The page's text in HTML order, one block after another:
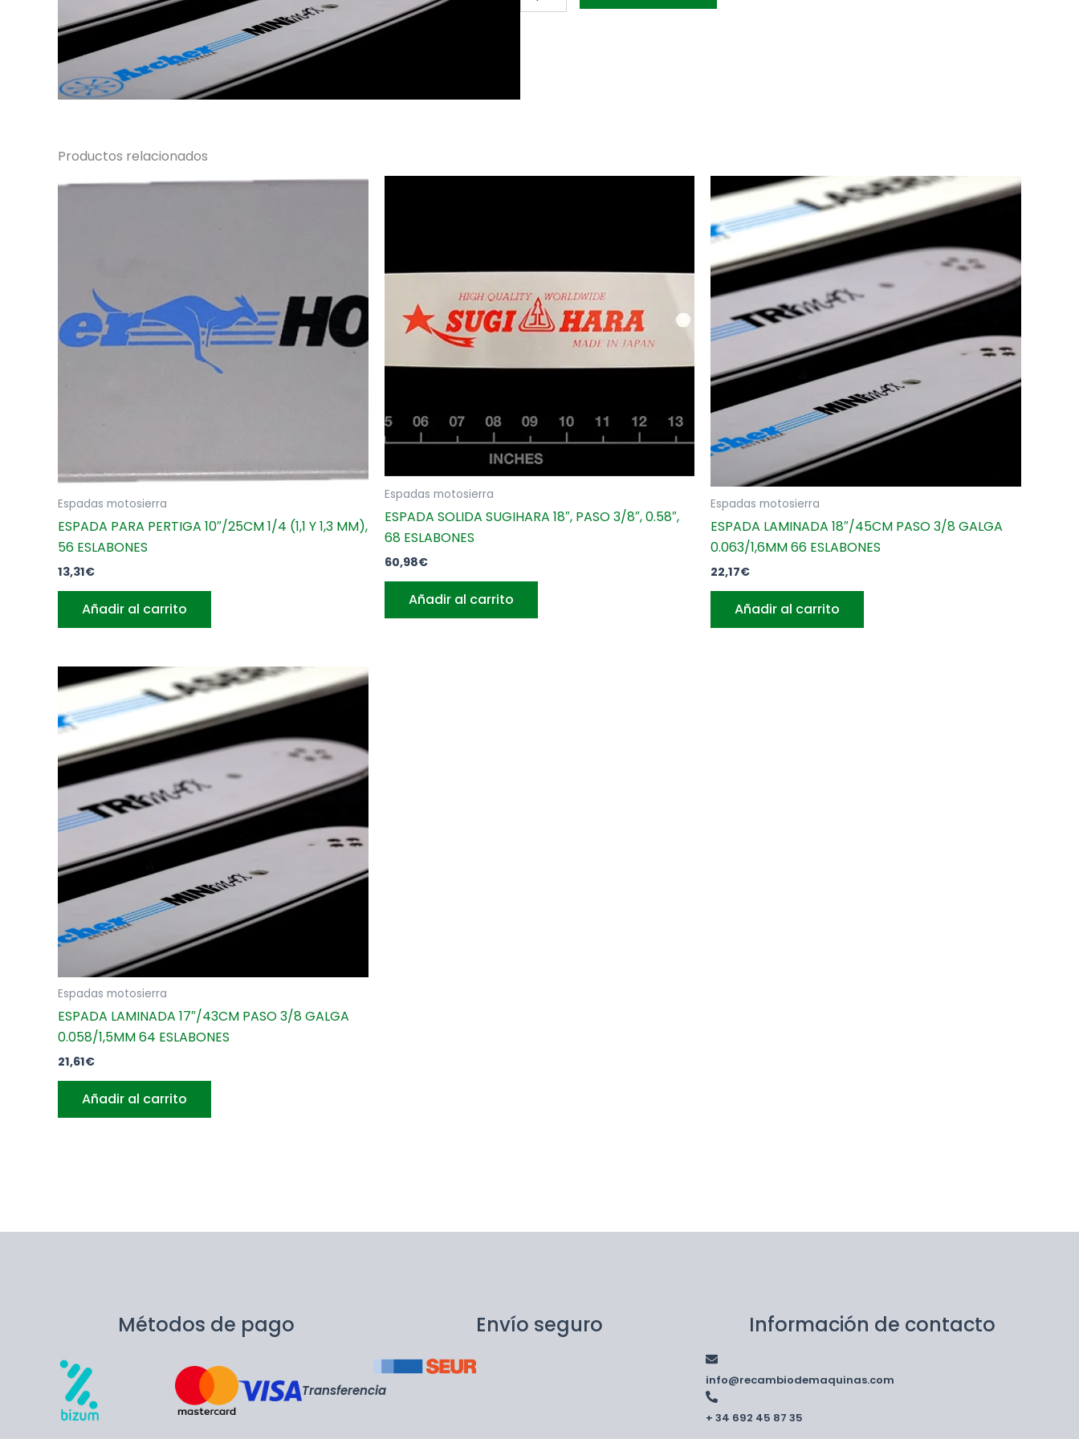
PASO
Productos relacionados
Espadas motosierra
ESPADA PARA PERTIGA 10″/25CM 1/4 (1,1 Y 1,3 MM),
56 ESLABONES
13,31€
Añadir al carrito
Espadas motosierra
ESPADA SOLIDA SUGIHARA 18″, PASO 3/8″, 0.58″,
68 ESLABONES
60,98€
Añadir al carrito
Espadas motosierra
ESPADA LAMINADA 18″/45CM PASO 3/8 GALGA
0.063/1,6MM 66 ESLABONES
22,17€
Añadir al carrito
Espadas motosierra
ESPADA LAMINADA 17″/43CM PASO 3/8 GALGA
0.058/1,5MM 64 ESLABONES
21,61€
Añadir al carrito
Métodos de pago
Transferencia
Envío seguro Información de contacto
info@recambiodemaquinas.com
+ 34 692 45 87 35